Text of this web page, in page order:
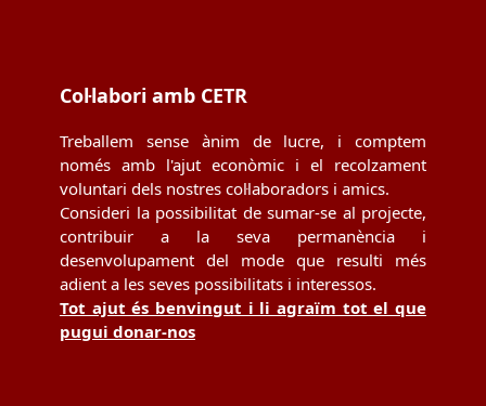
Col·labori amb CETR
Treballem sense ànim de lucre, i comptem
només amb l'ajut econòmic i el recolzament
voluntari dels nostres col·laboradors i amics.
Consideri la possibilitat de sumar-se al projecte,
contribuir a la seva permanència i
desenvolupament del mode que resulti més
adient a les seves possibilitats i interessos.
Tot ajut és benvingut i li agraïm tot el que
pugui donar-nos